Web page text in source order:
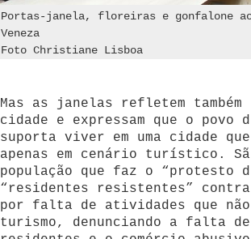
Portas-janela, floreiras e gonfalone
Veneza
Foto Christiane Lisboa
Mas as janelas refletem também
cidade e expressam que o povo
suporta viver em uma cidade
apenas em cenário turístico.
população que faz o “protesto
“residentes resistentes”
por falta de atividades que
turismo, denunciando a falta